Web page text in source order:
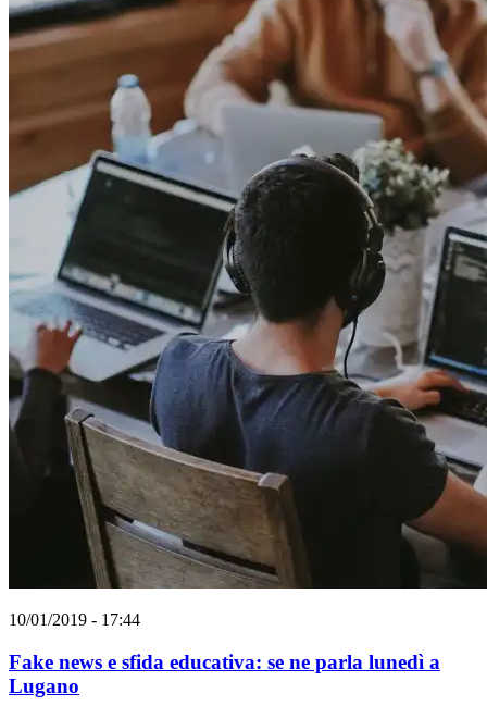
10/01/2019 - 17:44
Fake news e sfida educativa: se ne parla lunedì a
Lugano